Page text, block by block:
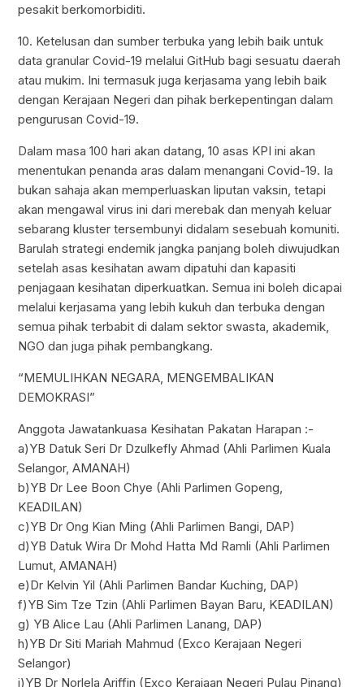
pesakit berkomorbiditi.
10. Ketelusan dan sumber terbuka yang lebih baik untuk
data granular Covid-19 melalui GitHub bagi sesuatu daerah
atau mukim. Ini termasuk juga kerjasama yang lebih baik
dengan Kerajaan Negeri dan pihak berkepentingan dalam
pengurusan Covid-19.
Dalam masa 100 hari akan datang, 10 asas KPI ini akan
menentukan penanda aras dalam menangani Covid-19. Ia
bukan sahaja akan memperluaskan liputan vaksin, tetapi
akan mengawal virus ini dari merebak dan menyah keluar
sebarang kluster tersembunyi didalam sesebuah komuniti.
Barulah strategi endemik jangka panjang boleh diwujudkan
setelah asas kesihatan awam dipatuhi dan kapasiti
penjagaan kesihatan diperkuatkan. Semua ini boleh dicapai
melalui kerjasama yang lebih kukuh dan terbuka dengan
semua pihak terbabit di dalam sektor swasta, akademik,
NGO dan juga pihak pembangkang.
“MEMULIHKAN NEGARA, MENGEMBALIKAN
DEMOKRASI”
Anggota Jawatankuasa Kesihatan Pakatan Harapan :-
a)YB Datuk Seri Dr Dzulkefly Ahmad (Ahli Parlimen Kuala
Selangor, AMANAH)
b)YB Dr Lee Boon Chye (Ahli Parlimen Gopeng,
KEADILAN)
c)YB Dr Ong Kian Ming (Ahli Parlimen Bangi, DAP)
d)YB Datuk Wira Dr Mohd Hatta Md Ramli (Ahli Parlimen
Lumut, AMANAH)
e)Dr Kelvin Yil (Ahli Parlimen Bandar Kuching, DAP)
f)YB Sim Tze Tzin (Ahli Parlimen Bayan Baru, KEADILAN)
g) YB Alice Lau (Ahli Parlimen Lanang, DAP)
h)YB Dr Siti Mariah Mahmud (Exco Kerajaan Negeri
Selangor)
i)YB Dr Norlela Ariffin (Exco Kerajaan Negeri Pulau Pinang)